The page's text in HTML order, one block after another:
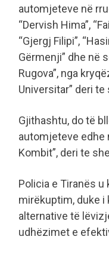
automjeteve në
“Dervish Hima”,
“Gjergj Filipi”,
Gërmenji” dhe në
Rugova”, nga
Universitar” deri te
Gjithashtu, do të
automjeteve edhe
Kombit”, deri te
Policia e Tiranës u
mirëkuptim, duke
alternative të
udhëzimet e